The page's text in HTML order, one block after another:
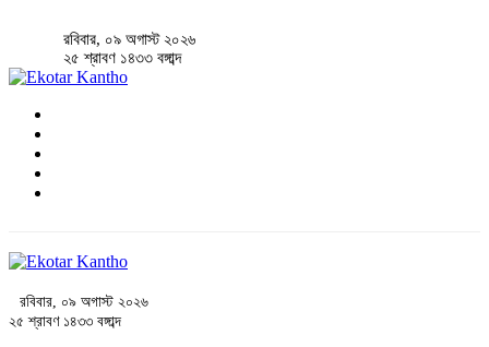
রবিবার, ০৯ অগাস্ট ২০২৬
২৫ শ্রাবণ ১৪৩৩ বঙ্গাব্দ
রবিবার, ০৯ অগাস্ট ২০২৬
২৫ শ্রাবণ ১৪৩৩ বঙ্গাব্দ